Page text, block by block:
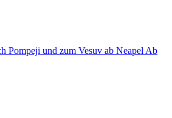
Pompeji und zum Vesuv ab Neapel Ab